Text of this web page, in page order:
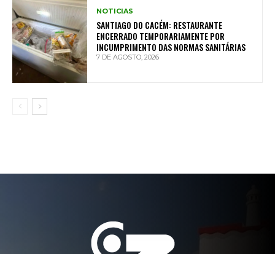
NOTICIAS
SANTIAGO DO CACÉM: RESTAURANTE
ENCERRADO TEMPORARIAMENTE POR
INCUMPRIMENTO DAS NORMAS SANITÁRIAS
7 DE AGOSTO, 2026